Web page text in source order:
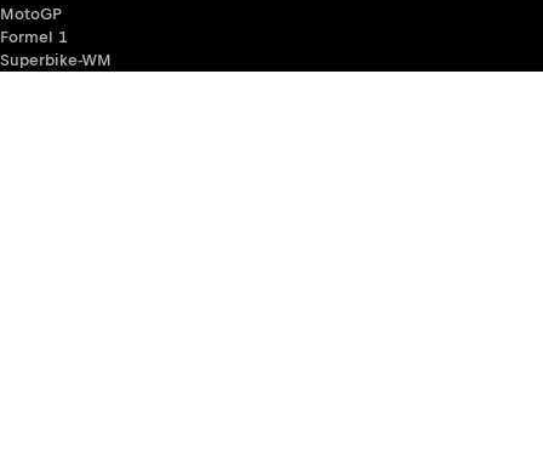
MotoGP
Formel 1
Superbike-WM